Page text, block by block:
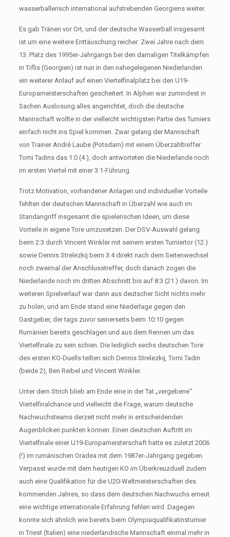
wasserballerisch international aufstrebenden Georgiens weiter.
Es gab Tränen vor Ort, und der deutsche Wasserball insgesamt
ist um eine weitere Enttäuschung reicher: Zwei Jahre nach dem
13. Platz des 1995er-Jahrgangs bei den damaligen Titelkämpfen
in Tiflis (Georgien) ist nun in den nahegelegenen Niederlanden
ein weiterer Anlauf auf einen Viertelfinalplatz bei den U19-
Europameisterschaften gescheitert. In Alphen war zumindest in
Sachen Auslosung alles angerichtet, doch die deutsche
Mannschaft wollte in der vielleicht wichtigsten Partie des Turniers
einfach nicht ins Spiel kommen. Zwar gelang der Mannschaft
von Trainer André Laube (Potsdam) mit einem Überzahltreffer
Tomi Tadins das 1:0 (4.), doch antworteten die Niederlande noch
im ersten Viertel mit einer 3:1-Führung.
Trotz Motivation, vorhandener Anlagen und individueller Vorteile
fehlten der deutschen Mannschaft in Überzahl wie auch im
Standangriff insgesamt die spielerischen Ideen, um diese
Vorteile in eigene Tore umzusetzen. Der DSV-Auswahl gelang
beim 2:3 durch Vincent Winkler mit seinem ersten Turniertor (12.)
sowie Dennis Strelezkij beim 3:4 direkt nach dem Seitenwechsel
noch zweimal der Anschlusstreffer, doch danach zogen die
Niederlande noch im dritten Abschnitt bis auf 8:3 (21.) davon. Im
weiteren Spielverlauf war dann aus deutscher Sicht nichts mehr
zu holen, und am Ende stand eine Niederlage gegen den
Gastgeber, der tags zuvor seinerseits beim 10:10 gegen
Rumänien bereits geschlagen und aus dem Rennen um das
Viertelfinale zu sein schien. Die lediglich sechs deutschen Tore
des ersten KO-Duells teilten sich Dennis Strelezkij, Tomi Tadin
(beide 2), Ben Reibel und Vincent Winkler.
Unter dem Strich blieb am Ende eine in der Tat „vergebene“
Viertelfinalchance und vielleicht die Frage, warum deutsche
Nachwuchsteams derzeit nicht mehr in entscheidenden
Augenblicken punkten können. Einen deutschen Auftritt im
Viertelfinale einer U19-Europameisterschaft hatte es zuletzt 2006
(!) im rumänischen Oradea mit dem 1987er-Jahrgang gegeben.
Verpasst wurde mit dem heutigen KO im Überkreuzduell zudem
auch eine Qualifikation für die U20-Weltmeisterschaften des
kommenden Jahres, so dass dem deutschen Nachwuchs erneut
eine wichtige internationale Erfahrung fehlen wird. Dagegen
konnte sich ähnlich wie bereits beim Olympiaqualifikatinsturnier
in Triest (Italien) eine niederländische Mannschaft einmal mehr in